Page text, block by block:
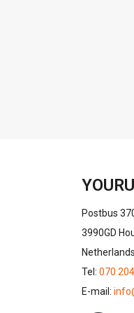
Postbus
3990GD
Netherlands
Tel: 070
E-mail: